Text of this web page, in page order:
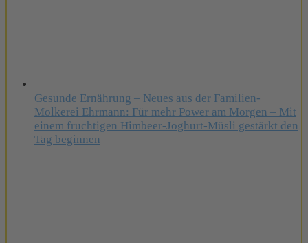
Gesunde Ernährung – Neues aus der Familien-
Molkerei Ehrmann: Für mehr Power am Morgen – Mit
einem fruchtigen Himbeer-Joghurt-Müsli gestärkt den
Tag beginnen